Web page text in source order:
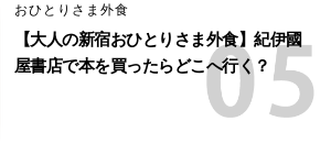
おひとりさま外食
【大人の新宿おひとりさま外食】紀伊國
屋書店で本を買ったらどこへ行く？